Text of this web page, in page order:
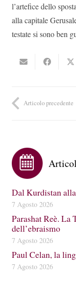
l’artefice dello
alla capitale
testate si sono ben
Articolo precedente
Dal Kurdistan
7 Agosto 2026
Parashat Reè.
dell’ebraismo
7 Agosto 2026
Paul Celan, la
7 Agosto 2026